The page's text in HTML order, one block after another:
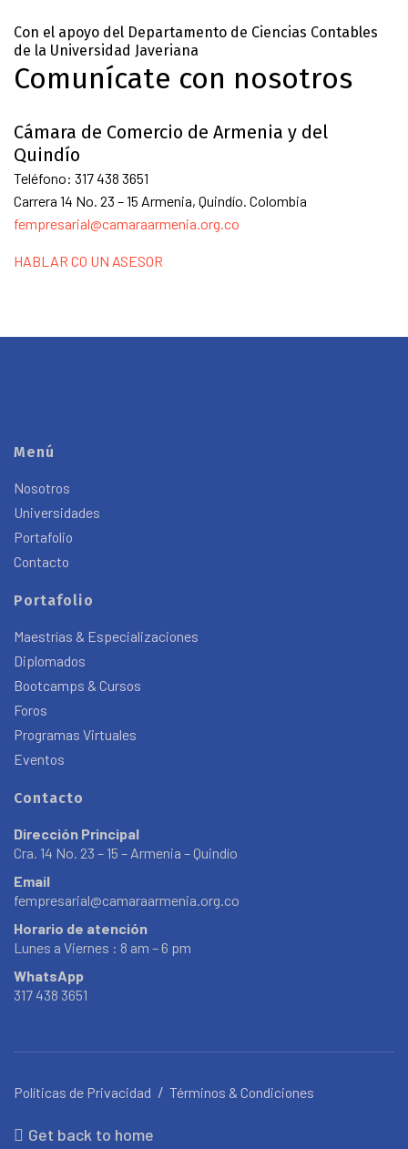
Con el apoyo del Departamento de Ciencias Contables
de la Universidad Javeriana
Comunícate con nosotros
Cámara de Comercio de Armenia y del
Quindío
Teléfono: 317 438 3651
Carrera 14 No. 23 – 15 Armenia, Quindío. Colombia
fempresarial@camaraarmenia.org.co
HABLAR CO UN ASESOR
Menú
Nosotros
Universidades
Portafolio
Contacto
Portafolio
Maestrías & Especializaciones
Diplomados
Bootcamps & Cursos
Foros
Programas Virtuales
Eventos
Contacto
Dirección Principal
Cra. 14 No. 23 – 15 – Armenia – Quindío
Email
fempresarial@camaraarmenia.org.co
Horario de atención
Lunes a Viernes : 8 am – 6 pm
WhatsApp
317 438 3651
Políticas de Privacidad Términos & Condiciones
Get back to home